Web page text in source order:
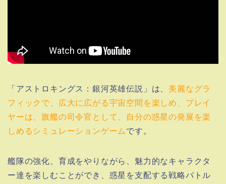
「アストロキングス：銀河英雄伝説」は、 美麗なグラ
フィックで、広大に広がる宇宙空間を楽しめ、プレイ
ヤーは、旗艦の司令官として、自分の惑星の発展を楽
しめるシミュレーションゲームです。
艦隊の強化、育成をやりながら、魅力的なキャラクタ
ー達を楽しむことができ、惑星を支配する戦略バトル